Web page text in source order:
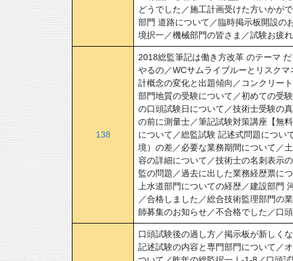
どうでした／施工計画受けた方いかが
部門 道路について／臨時掲示板開設の
境択一／機械部門の皆さま／試験お疲
138
2018総監筆記は働き方改革 のテーマ
やるの／WCサムライブルーとリスク
計概念の変化と出題傾向／コンクリー
部門地質の受験について／初めての受
の口頭試験日について／技術士受験の
の前に測量士／筆記試験対策講座【無
について／総監試験 記述式問題につい
境）の差／必要な業務期間について／
容の詳細について／技術士の名刺表示
監の問題／過去に出した業務経歴票に
上水道部門についての経歴／建設部門
／合格しました／総合技術監理部門の
師募集のお知らせ／不合格でした／口
口頭試験後の過し方／掲示板が新しく
記述試験の内容と専門部門について／